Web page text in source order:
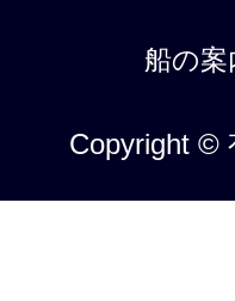
船の案
Copyright ©